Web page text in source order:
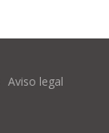
Aviso legal